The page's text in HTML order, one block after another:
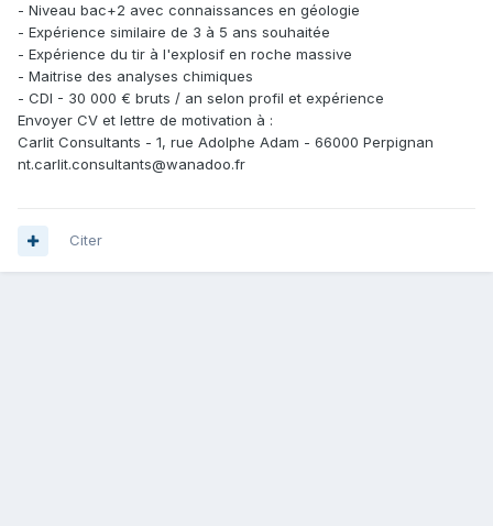
- Niveau bac+2 avec connaissances en géologie
- Expérience similaire de 3 à 5 ans souhaitée
- Expérience du tir à l'explosif en roche massive
- Maitrise des analyses chimiques
- CDI - 30 000 € bruts / an selon profil et expérience
Envoyer CV et lettre de motivation à :
Carlit Consultants - 1, rue Adolphe Adam - 66000 Perpignan
nt.carlit.consultants@wanadoo.fr
Citer